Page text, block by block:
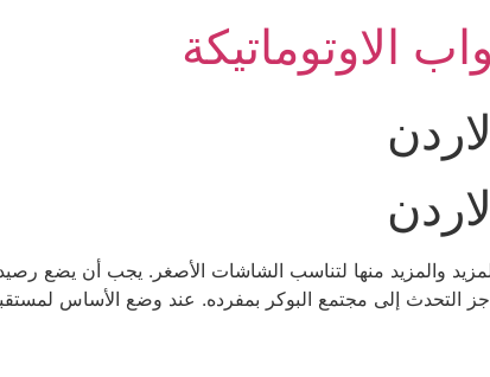
الاوتوماتيكة
والمزيد منها لتناسب الشاشات الأصغر. يجب أن يضع
التحدث إلى مجتمع البوكر بمفرده. عند وضع الأساس